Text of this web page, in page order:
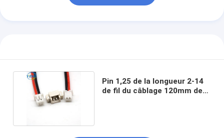
Pin 1,25 de la longueur 2-14
de fil du câblage 120mm de